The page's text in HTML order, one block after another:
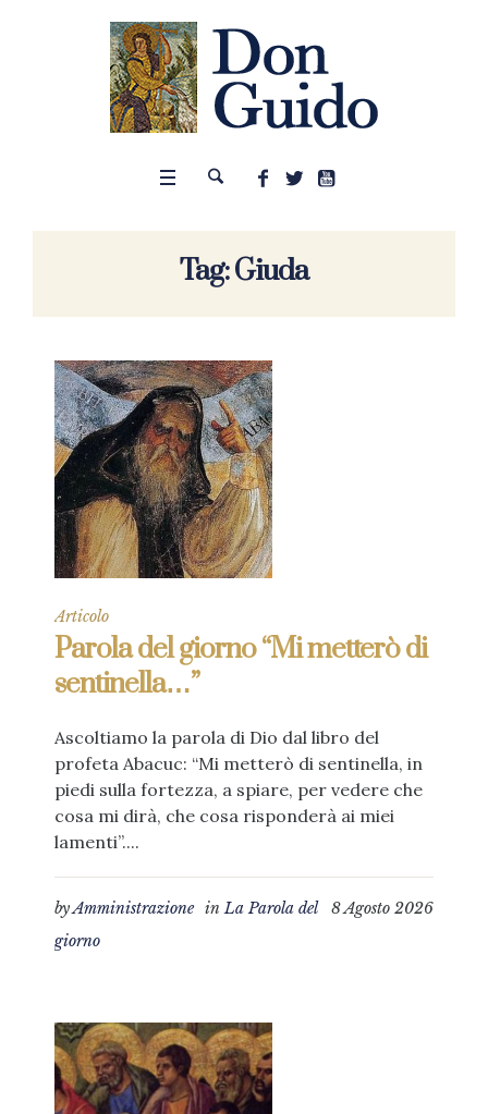
Tag:Giuda
Articolo
Parola del giorno “Mi metterò di
sentinella…”
Ascoltiamo la parola di Dio dal libro del
profeta Abacuc: “Mi metterò di sentinella, in
piedi sulla fortezza, a spiare, per vedere che
cosa mi dirà, che cosa risponderà ai miei
lamenti”....
8 Agosto 2026
byAmministrazione inLa Parola del
giorno